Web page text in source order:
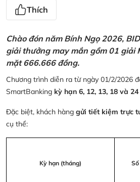
Thích
Chào đón năm Bính Ngọ 2026,
giải thưởng may mắn gồm 01 giải
mặt 666.666 đồng.
Chương trình diễn ra từ ngày 01/2/2026
SmartBanking kỳ hạn 6, 12, 13, 18 và
Đặc biệt, khách hàng gửi tiết kiệm trực
cụ thể:
Kỳ hạn (tháng)